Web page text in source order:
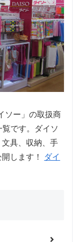
ソー」の取扱商
です。ダイソ
具、収納、手
します！
ダイ